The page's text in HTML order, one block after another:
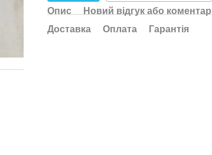
Опис
Новий відгук або коментар
Доставка
Оплата Гарантія